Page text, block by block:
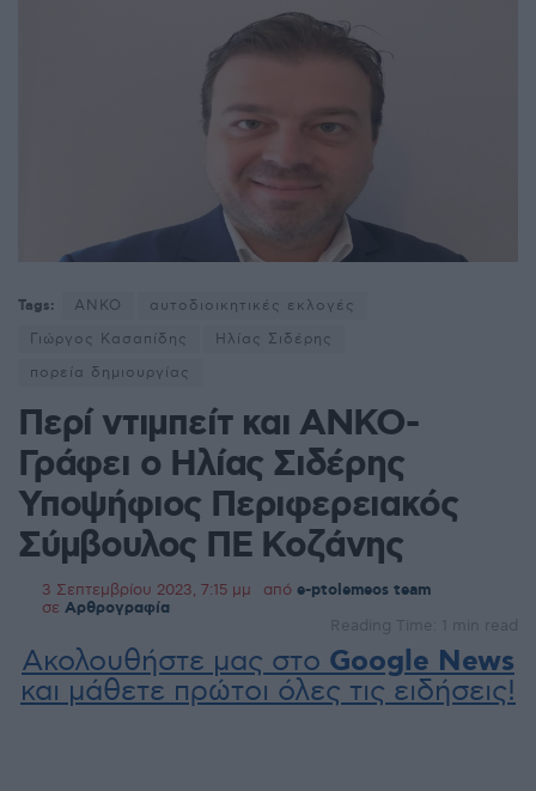
Tags: ΑΝΚΟ
αυτοδιοικητικές εκλογές
Γιώργος Κασαπίδης
Ηλίας Σιδέρης
πορεία δημιουργίας
Περί ντιμπείτ και ΑΝΚΟ-
Γράφει ο Ηλίας Σιδέρης
Υποψήφιος Περιφερειακός
Σύμβουλος ΠΕ Κοζάνης
3 Σεπτεμβρίου 2023, 7:15 μμ από e-ptolemeos team
σε Αρθρογραφία
Reading Time: 1 min read
Ακολουθήστε μας στο Google News
και μάθετε πρώτοι όλες τις ειδήσεις!